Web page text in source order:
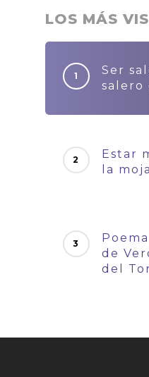
LOS MÁS
Ser
salero
Estar
la
de
del